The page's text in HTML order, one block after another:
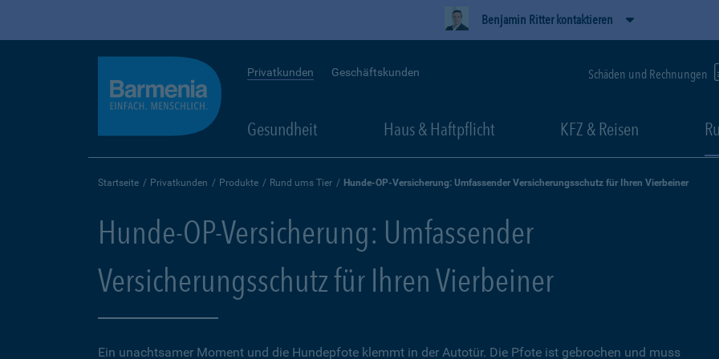
Benjamin Ritter kontaktieren
Privatkunden Geschäftskunden Schäden und Rechnungen
Gesundheit Haus & Haftpflicht KFZ & Reisen
Startseite Privatkunden Produkte Rund ums Tier Hunde-OP-Versicherung: Umfassender Versicherungsschutz für Ihren Vierbeiner
Hunde-OP-Versicherung: Umfassender
Versicherungsschutz für Ihren Vierbeiner
Ein unachtsamer Moment und die Hundepfote klemmt in der Autotür. Die Pfote ist gebrochen und muss